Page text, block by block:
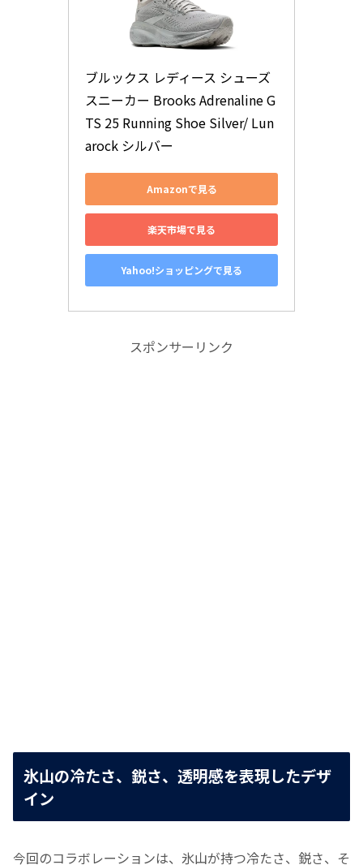
ブルックス レディース シューズ
スニーカー Brooks Adrenaline G
TS 25 Running Shoe Silver/ Lun
arock シルバー
Amazonで見る
楽天市場で見る
Yahoo!ショッピングで見る
スポンサーリンク
氷山の冷たさ、鋭さ、透明感を表現したデザ
イン
今回のコラボレーションは、氷山が持つ冷たさ、鋭さ、そ